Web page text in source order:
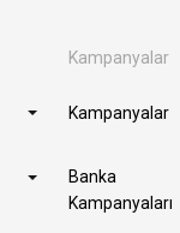
Kampanyalar
Kampanyalar
Banka
Kampanyaları